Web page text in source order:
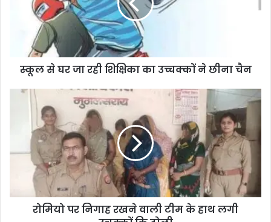
स्कूल से घर जा रही शिक्षिका का उच्चक्कों ने छीना चैन
रोमियो पर निगाह रखने वाली टीम के हाथ लगी